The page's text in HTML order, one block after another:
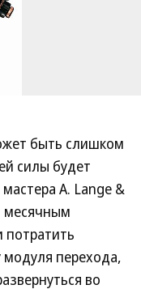
быть слишком
силы будет
A. Lange &
месячным
модуля перехода,
во